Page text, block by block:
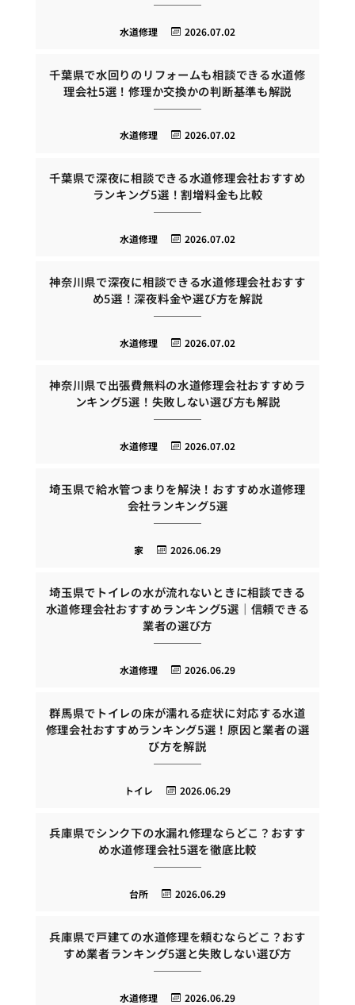
2026.07.02
水道修理
千葉県で水回りのリフォームも相談できる水道修
理会社5選！修理か交換かの判断基準も解説
2026.07.02
水道修理
千葉県で深夜に相談できる水道修理会社おすすめ
ランキング5選！割増料金も比較
2026.07.02
水道修理
神奈川県で深夜に相談できる水道修理会社おすす
め5選！深夜料金や選び方を解説
2026.07.02
水道修理
神奈川県で出張費無料の水道修理会社おすすめラ
ンキング5選！失敗しない選び方も解説
2026.07.02
水道修理
埼玉県で給水管つまりを解決！おすすめ水道修理
会社ランキング5選
2026.06.29
家
埼玉県でトイレの水が流れないときに相談できる
水道修理会社おすすめランキング5選｜信頼できる
業者の選び方
2026.06.29
水道修理
群馬県でトイレの床が濡れる症状に対応する水道
修理会社おすすめランキング5選！原因と業者の選
び方を解説
2026.06.29
トイレ
兵庫県でシンク下の水漏れ修理ならどこ？おすす
め水道修理会社5選を徹底比較
2026.06.29
台所
兵庫県で戸建ての水道修理を頼むならどこ？おす
すめ業者ランキング5選と失敗しない選び方
2026.06.29
水道修理